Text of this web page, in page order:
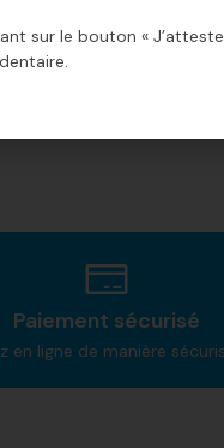
Paiement sécurisé
en ligne de manière
sur le bouton «